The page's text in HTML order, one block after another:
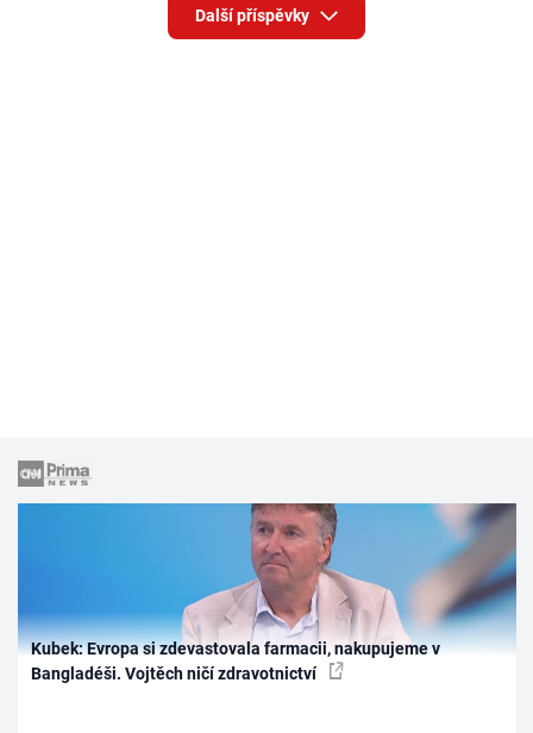
Další příspěvky
Kubek: Evropa si zdevastovala farmacii, nakupujeme v
Bangladéši. Vojtěch ničí zdravotnictví